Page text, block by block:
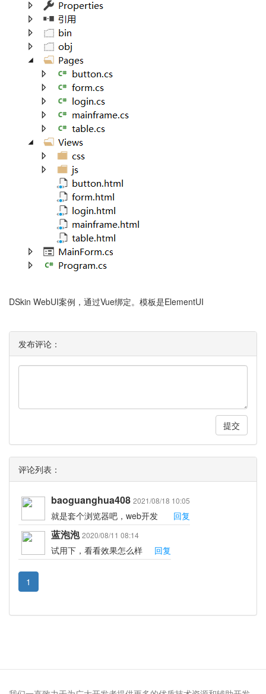
DSkin WebUI案例，通过Vue绑定。模板是ElementUI
发布评论：
提交
评论列表：
baoguanghua408 2021/08/18 10:05
就是套个浏览器吧，web开发 回复
蓝泡泡2020/08/11 08:14
试用下，看看效果怎么样 回复
1